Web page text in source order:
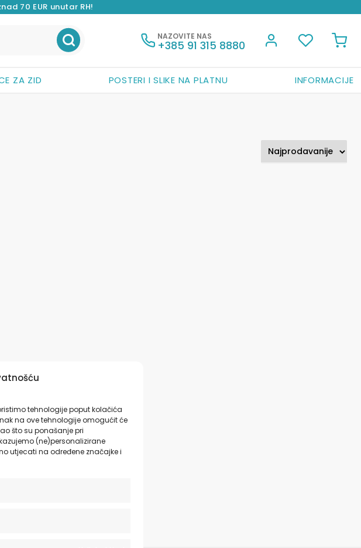
tehnologije poput kolačića
na ove tehnologije omogućit će
što su ponašanje pri
(ne)personalizirane
utjecati na određene značajke i
70 EUR unutar RH!
ZA ZID POSTERI I SLIKE NA PLATNU INFORMACIJE
NAZOVITE NAS
+385 91 315 8880